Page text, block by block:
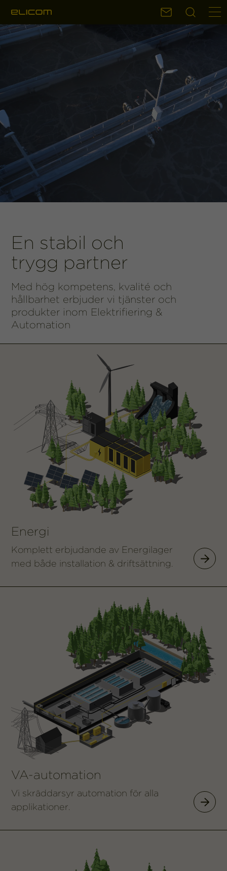
KontaktSök
En stabil och
trygg partner
Med hög kompetens, kvalité och
hållbarhet erbjuder vi tjänster och
produkter inom Elektrifiering &
Automation
Energi
Komplett erbjudande av Energilager
med både installation & driftsättning.
VA-automation
Vi skräddarsyr automation för alla
applikationer.